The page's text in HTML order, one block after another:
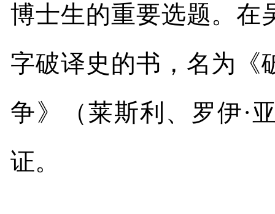
博士生的重要选题。在
字破译史的书，名为《
争》（莱斯利、罗伊·
证。